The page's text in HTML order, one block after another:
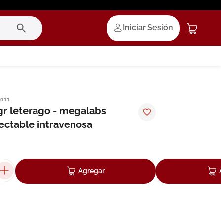
Iniciar Sesión
leterago - megalabs
intravenosa
Agregar